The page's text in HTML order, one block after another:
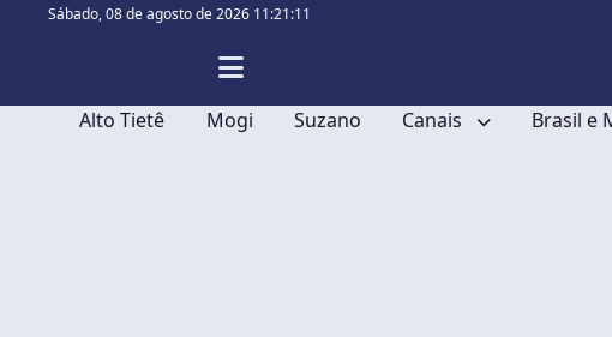
Sábado,08 de agosto de 2026 11:21:12
Alto Tietê Mogi Suzano Canais Brasil e